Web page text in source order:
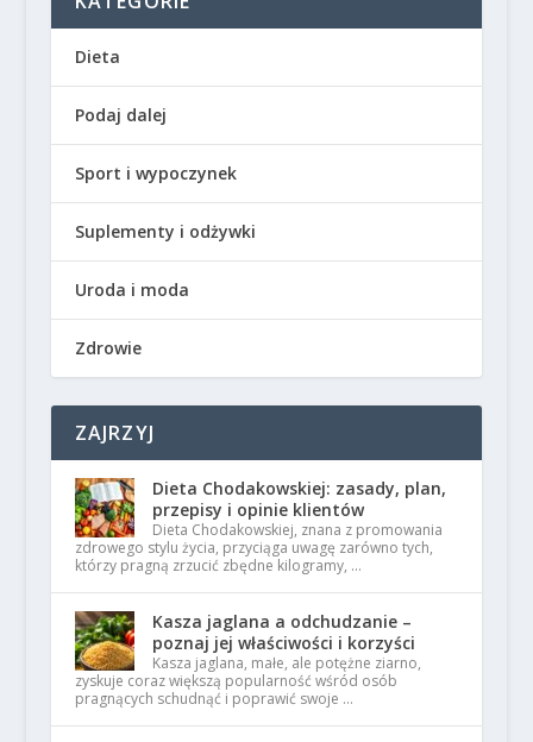
Dieta
Podaj dalej
Sport i wypoczynek
Suplementy i odżywki
Uroda i moda
Zdrowie
ZAJRZYJ
Dieta Chodakowskiej: zasady, plan,
przepisy i opinie klientów
Dieta Chodakowskiej, znana z promowania
zdrowego stylu życia, przyciąga uwagę zarówno tych,
którzy pragną zrzucić zbędne kilogramy, …
Kasza jaglana a odchudzanie –
poznaj jej właściwości i korzyści
Kasza jaglana, małe, ale potężne ziarno,
zyskuje coraz większą popularność wśród osób
pragnących schudnąć i poprawić swoje …